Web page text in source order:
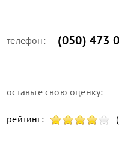
телефон: (050) 473
оставьте свою оценку:
рейтинг: